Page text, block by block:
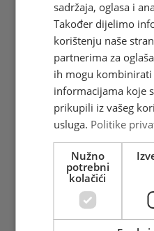
(Ljubuški) -
nacionalni je
Vidi više
EUROPA
obljetnica
sadržaja, oglasa i
Također dijelimo
korištenju naše
partnerima za
ih mogu
informacijama koje
prikupili iz vašeg
usluga. Politike
Nužno
potrebni
kolačići